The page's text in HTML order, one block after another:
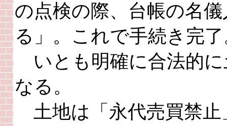
の点検の際、台帳の名
る」。これで手続き完
いとも明確に合法的
なる。
土地は「永代売買禁